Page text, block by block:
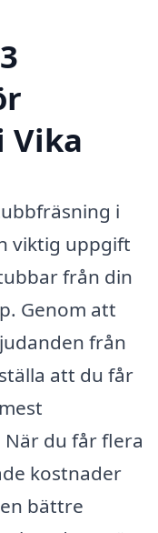
Vika
i
viktig uppgift
från din
Genom att
från
att du får
du får flera
kostnader
bättre